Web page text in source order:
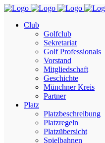
Club
Golfclub
Sekretariat
Golf Professionals
Vorstand
Mitgliedschaft
Geschichte
Münchner Kreis
Partner
Platz
Platzbeschreibung
Platzregeln
Platzübersicht
Spielbahnen